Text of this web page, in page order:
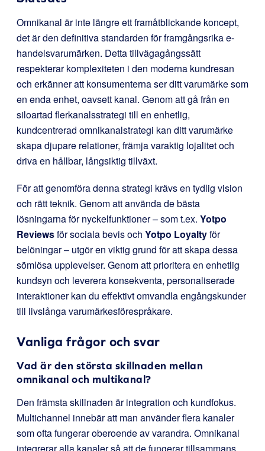
Omnikanal är inte längre ett framåtblickande koncept,
det är den definitiva standarden för framgångsrika e-
handelsvarumärken. Detta tillvägagångssätt
respekterar komplexiteten i den moderna kundresan
och erkänner att konsumenterna ser ditt varumärke som
en enda enhet, oavsett kanal. Genom att gå från en
siloartad flerkanalsstrategi till en enhetlig,
kundcentrerad omnikanalstrategi kan ditt varumärke
skapa djupare relationer, främja varaktig lojalitet och
driva en hållbar, långsiktig tillväxt.
För att genomföra denna strategi krävs en tydlig vision
och rätt teknik. Genom att använda de bästa
lösningarna för nyckelfunktioner – som t.ex. Yotpo
Reviewsför sociala bevis och Yotpo Loyaltyför
belöningar – utgör en viktig grund för att skapa dessa
sömlösa upplevelser. Genom att prioritera en enhetlig
kundsyn och leverera konsekventa, personaliserade
interaktioner kan du effektivt omvandla engångskunder
till livslånga varumärkesförespråkare.
Vanliga frågor och svar
Vad är den största skillnaden mellan
omnikanal och multikanal?
Den främsta skillnaden är integration och kundfokus.
Multichannel innebär att man använder flera kanaler
som ofta fungerar oberoende av varandra. Omnikanal